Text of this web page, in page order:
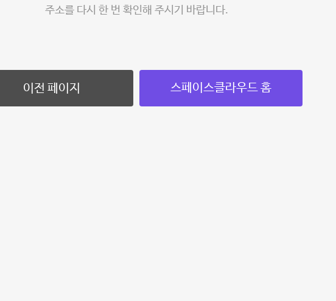
주소를 다시 한 번 확인해 주시기 바랍니다.
이전 페이지 스페이스클라우드 홈